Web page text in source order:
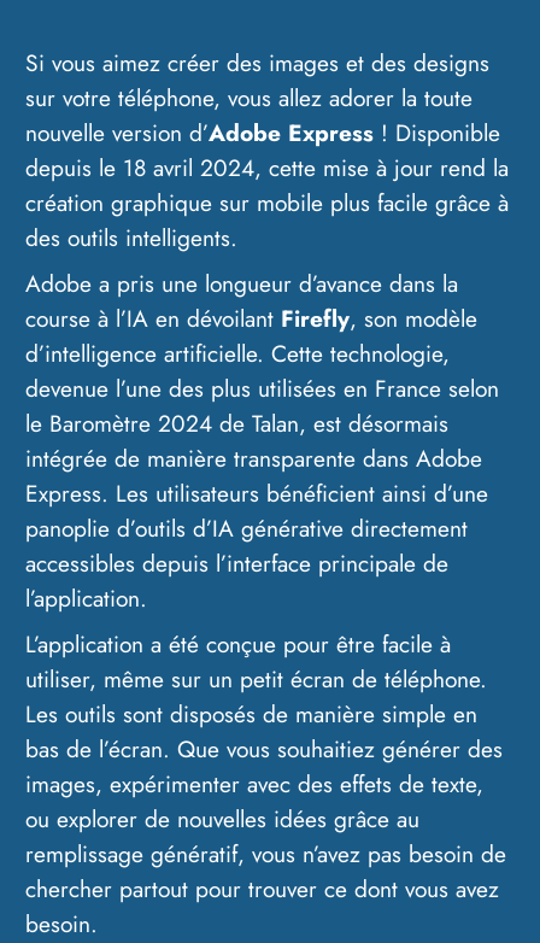
Si vous aimez créer des images et des designs
sur votre téléphone, vous allez adorer la toute
nouvelle version d’Adobe Express ! Disponible
depuis le 18 avril 2024, cette mise à jour rend la
création graphique sur mobile plus facile grâce à
des outils intelligents.
Adobe a pris une longueur d’avance dans la
course à l’IA en dévoilant Firefly, son modèle
d’intelligence artificielle. Cette technologie,
devenue l’une des plus utilisées en France selon
le Baromètre 2024 de Talan, est désormais
intégrée de manière transparente dans Adobe
Express. Les utilisateurs bénéficient ainsi d’une
panoplie d’outils d’IA générative directement
accessibles depuis l’interface principale de
l’application.
L’application a été conçue pour être facile à
utiliser, même sur un petit écran de téléphone.
Les outils sont disposés de manière simple en
bas de l’écran. Que vous souhaitiez générer des
images, expérimenter avec des effets de texte,
ou explorer de nouvelles idées grâce au
remplissage génératif, vous n’avez pas besoin de
chercher partout pour trouver ce dont vous avez
besoin.